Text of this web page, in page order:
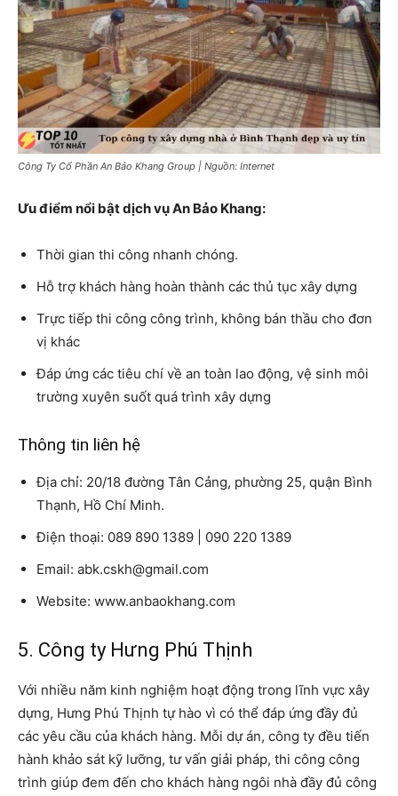
Công Ty Cổ Phần An Bảo Khang Group | Nguồn: Internet
Ưu điểm nổi bật dịch vụ An Bảo Khang:
Thời gian thi công nhanh chóng.
Hỗ trợ khách hàng hoàn thành các thủ tục xây dựng
Trực tiếp thi công công trình, không bán thầu cho đơn
vị khác
Đáp ứng các tiêu chí về an toàn lao động, vệ sinh môi
trường xuyên suốt quá trình xây dựng
Thông tin liên hệ
Địa chỉ: 20/18 đường Tân Cảng, phường 25, quận Bình
Thạnh, Hồ Chí Minh.
Điện thoại: 089 890 1389 | 090 220 1389
Email: abk.cskh@gmail.com
Website: www.anbaokhang.com
5. Công ty Hưng Phú Thịnh
Với nhiều năm kinh nghiệm hoạt động trong lĩnh vực xây
dựng, Hưng Phú Thịnh tự hào vì có thể đáp ứng đầy đủ
các yêu cầu của khách hàng. Mỗi dự án, công ty đều tiến
hành khảo sát kỹ lưỡng, tư vấn giải pháp, thi công công
trình giúp đem đến cho khách hàng ngôi nhà đầy đủ công